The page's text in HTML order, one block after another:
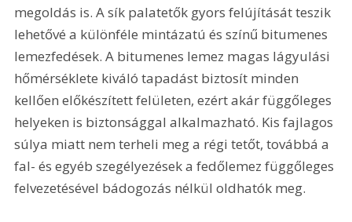
megoldás is. A sík palatetők gyors felújítását teszik
lehetővé a különféle mintázatú és színű bitumenes
lemezfedések. A bitumenes lemez magas lágyulási
hőmérséklete kiváló tapadást biztosít minden
kellően előkészített felületen, ezért akár függőleges
helyeken is biztonsággal alkalmazható. Kis fajlagos
súlya miatt nem terheli meg a régi tetőt, továbbá a
fal- és egyéb szegélyezések a fedőlemez függőleges
felvezetésével bádogozás nélkül oldhatók meg.